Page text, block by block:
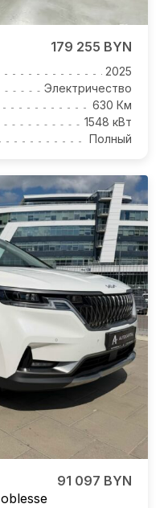
179 255 BYN
2025
Электричество
630 Км
1548 кВт
Полный
91 097 BYN